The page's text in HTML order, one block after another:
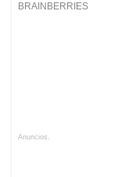
Anuncios.